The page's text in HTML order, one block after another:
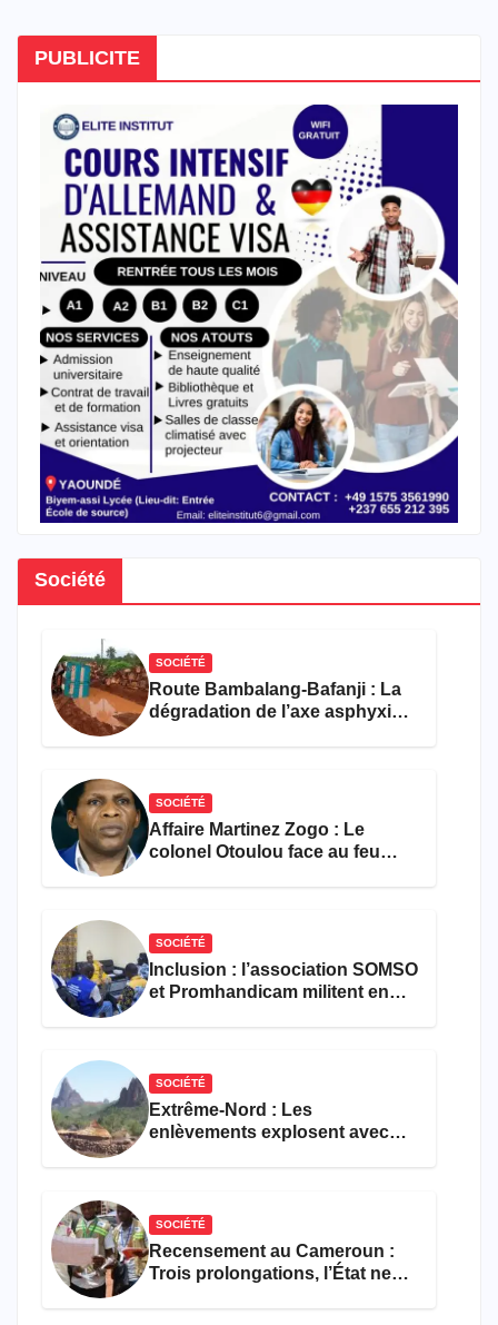
PUBLICITE
Société
SOCIÉTÉ
Route Bambalang-Bafanji : La
dégradation de l’axe asphyxie
SOCIÉTÉ
Affaire Martinez Zogo : Le
colonel Otoulou face au feu
SOCIÉTÉ
Inclusion : l’association SOMSO
et Promhandicam militent en
SOCIÉTÉ
Extrême-Nord : Les
enlèvements explosent avec
SOCIÉTÉ
Recensement au Cameroun :
Trois prolongations, l’État ne